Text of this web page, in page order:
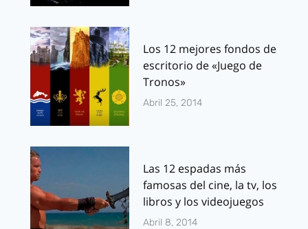
Los 12 mejores fondos de
escritorio de «Juego de
Tronos»
Abril 25, 2014
Las 12 espadas más
famosas del cine, la tv, los
libros y los videojuegos
Abril 8, 2014